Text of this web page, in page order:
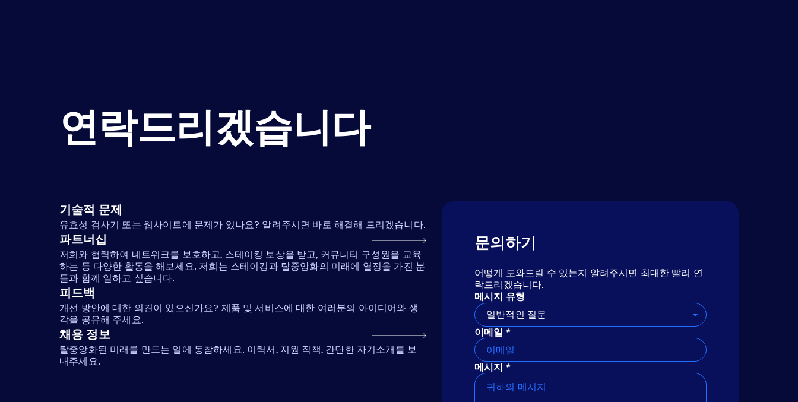
연락드리겠습니다
기술적 문제
유효성 검사기 또는 웹사이트에 문제가 있나요? 알려주시면 바로 해결해 드리겠습니다.
파트너십
저희와 협력하여 네트워크를 보호하고, 스테이킹 보상을 받고, 커뮤니티 구성원을 교육
하는 등 다양한 활동을 해보세요. 저희는 스테이킹과 탈중앙화의 미래에 열정을 가진 분
들과 함께 일하고 싶습니다.
피드백
개선 방안에 대한 의견이 있으신가요? 제품 및 서비스에 대한 여러분의 아이디어와 생
각을 공유해 주세요.
채용 정보
탈중앙화된 미래를 만드는 일에 동참하세요. 이력서, 지원 직책, 간단한 자기소개를 보
내주세요.
문의하기
어떻게 도와드릴 수 있는지 알려주시면 최대한 빨리 연
락드리겠습니다.
메시지 유형
일반적인 질문
이메일 *
메시지 *